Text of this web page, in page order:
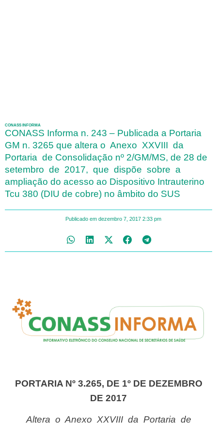
CONASS INFORMA
CONASS Informa n. 243 – Publicada a Portaria
GM n. 3265 que altera o Anexo XXVIII da
Portaria de Consolidação nº 2/GM/MS, de 28 de
setembro de 2017, que dispõe sobre a
ampliação do acesso ao Dispositivo Intrauterino
Tcu 380 (DIU de cobre) no âmbito do SUS
Publicado em dezembro 7, 2017 2:33 pm
PORTARIA Nº 3.265, DE 1º DE DEZEMBRO
DE 2017
Altera o Anexo XXVIII da Portaria de